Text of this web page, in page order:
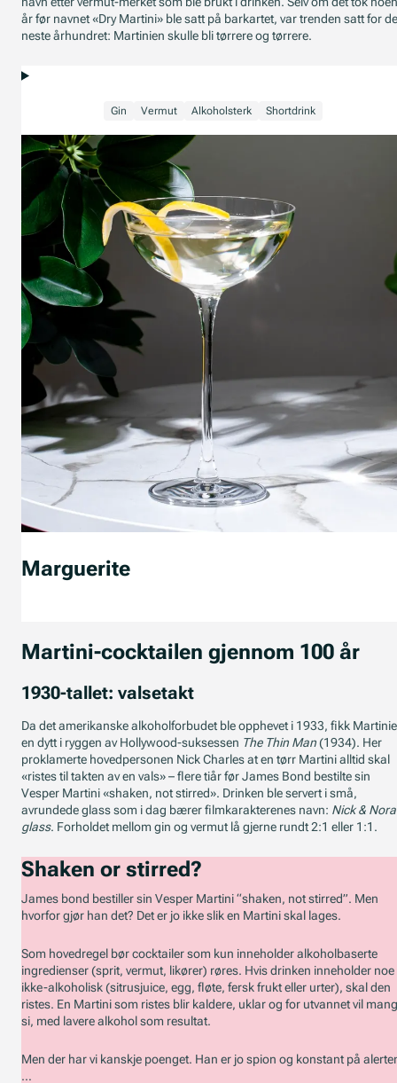
år før navnet «Dry Martini» ble satt på barkartet, var trenden satt for
neste århundret: Martinien skulle bli tørrere og tørrere.
Gin Vermut Alkoholsterk Shortdrink
Marguerite
Martini-cocktailen gjennom 100 år
1930-tallet: valsetakt
Da det amerikanske alkoholforbudet ble opphevet i 1933, fikk
en dytt i ryggen av Hollywood-suksessen The Thin Man(1934). Her
proklamerte hovedpersonen Nick Charles at en tørr Martini alltid skal
«ristes til takten av en vals» – flere tiår før James Bond bestilte sin
Vesper Martini «shaken, not stirred». Drinken ble servert i små,
avrundede glass som i dag bærer filmkarakterenes navn: Nick &
glass. Forholdet mellom gin og vermut lå gjerne rundt 2:1 eller 1:1.
Shaken or stirred?
James bond bestiller sin Vesper Martini “shaken, not stirred”. Men
hvorfor gjør han det? Det er jo ikke slik en Martini skal lages.
Som hovedregel bør cocktailer som kun inneholder alkoholbaserte
ingredienser (sprit, vermut, likører) røres. Hvis drinken inneholder noe
ikke-alkoholisk (sitrusjuice, egg, fløte, fersk frukt eller urter), skal den
ristes. En Martini som ristes blir kaldere, uklar og for utvannet vil
si, med lavere alkohol som resultat.
Men der har vi kanskje poenget. Han er jo spion og konstant på
…